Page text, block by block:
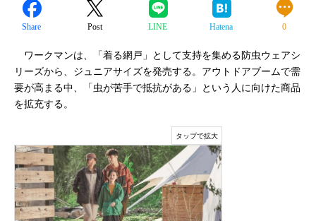
Share Post LINE Hatena 0
ワークマンは、「着る網戸」として支持を集める防虫ウェアシ
リーズから、ジュニアサイズを発売する。アウトドアブームで需
要が高まる中、「虫が苦手で抵抗がある」という人に向けた商品
を拡充する。